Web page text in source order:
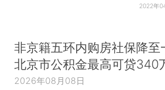
2022年
非京籍五环内购房社保降至
北京市公积金最高可贷340
2026年08月08日